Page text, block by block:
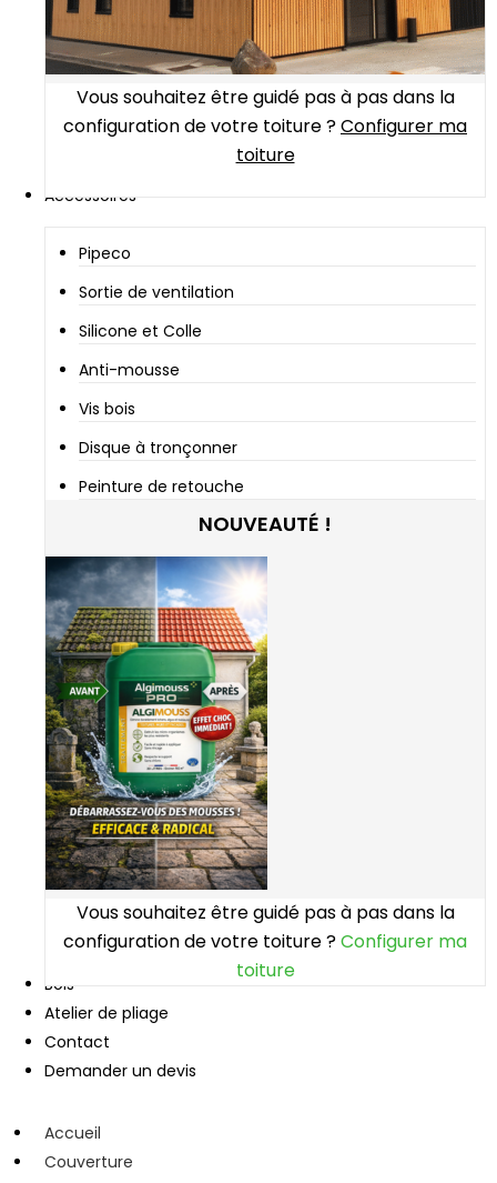
Vous souhaitez être guidé pas à pas dans la
configuration de votre toiture ?Configurer ma
toiture
Accessoires
Pipeco
Sortie de ventilation
Silicone et Colle
Anti-mousse
Vis bois
Disque à tronçonner
Peinture de retouche
NOUVEAUTÉ !
Vous souhaitez être guidé pas à pas dans la
configuration de votre toiture ?Configurer ma
toiture
Bois
Atelier de pliage
Contact
Demander un devis
Accueil
Couverture